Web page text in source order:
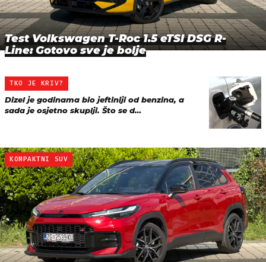
Test Volkswagen T-Roc 1.5 eTSI DSG R-
Line: Gotovo sve je bolje
TKO JE KRIV?
Dizel je godinama bio jeftiniji od benzina, a
sada je osjetno skuplji. Što se d…
KOMPAKTNI SUV